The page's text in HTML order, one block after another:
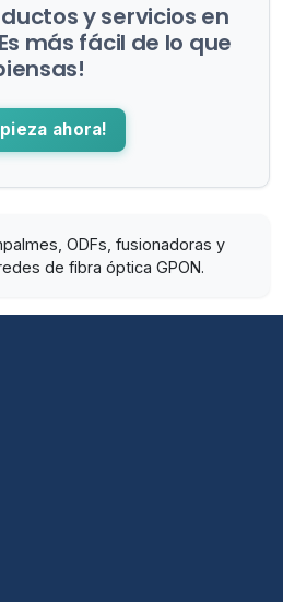
y servicios en
más fácil de lo que
ahora!
ODFs, fusionadoras y
de fibra óptica GPON.